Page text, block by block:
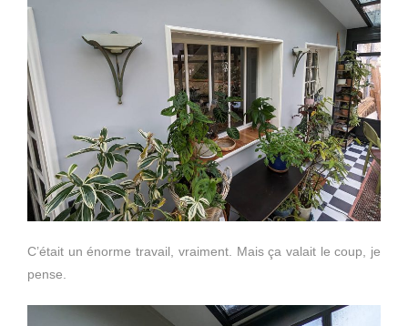
C’était un énorme travail, vraiment. Mais ça valait le coup, je
pense.